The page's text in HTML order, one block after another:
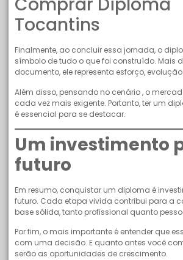
Tocantins
Finalmente, ao concluir essa jornada, o
símbolo de tudo o que foi construído. Mais
documento, ele representa esforço,
Além disso, pensando no cenário , o
cada vez mais exigente. Portanto, ter um
é essencial para se destacar.
Um investimento
futuro
Em resumo, conquistar um diploma é
futuro. Cada etapa vivida contribui para a
base sólida, tanto profissional quanto
Por fim, o mais importante é entender que
com uma decisão. E quanto antes você
serão as oportunidades de crescimento.